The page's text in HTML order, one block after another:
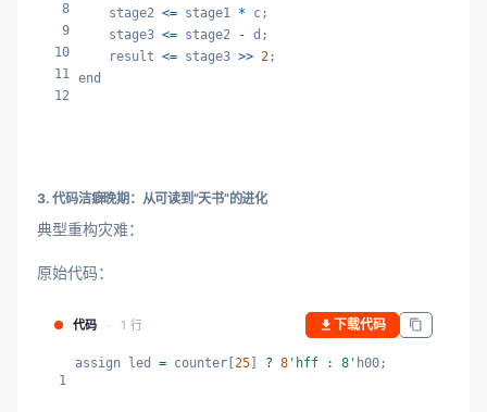
8
9
10
11
12
    stage2
<= stage1 * c;
    stage3
<= stage2 - d;
    result
<= stage3 >> 2;
end
3. 代码洁癖晚期：从可读到”天书”的进化
典型重构灾难：
原始代码：
代码 1 行 下载代码
1
assign led = counter[25] ? 8 'hff : 8' h00;